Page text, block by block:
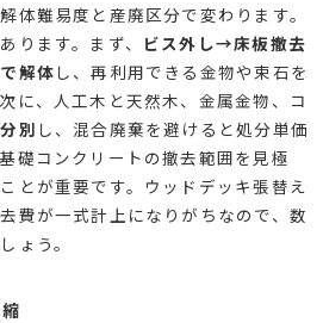
体難易度と産廃区分で変わります。
ります。まず、 ビス外し→床板撤去
解体 し、再利用できる金物や束石を
に、人工木と天然木、金属金物、コ
別 し、混合廃棄を避けると処分単価
礎コンクリートの撤去範囲を見極
ことが重要です。ウッドデッキ張替え
費が一式計上になりがちなので、数
ょう。